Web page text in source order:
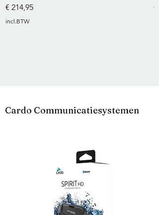
Prijs
€ 214,95
incl.BTW
€
Cardo Communicatiesystemen